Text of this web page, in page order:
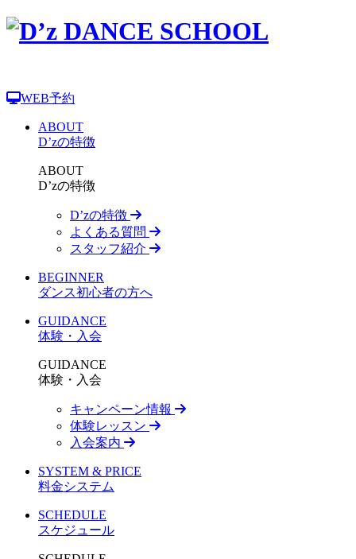
WEB予約
ABOUT
D’zの特徴
ABOUT
D’zの特徴
D’zの特徴
よくある質問
スタッフ紹介
BEGINNER
ダンス初心者の方へ
GUIDANCE
体験・入会
GUIDANCE
体験・入会
キャンペーン情報
体験レッスン
入会案内
SYSTEM & PRICE
料金システム
SCHEDULE
スケジュール